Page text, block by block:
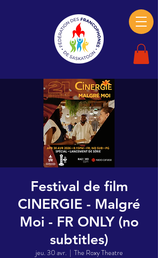
Festival de film
CINERGIE - Malgré
Moi - FR ONLY (no
subtitles)
jeu. 30 avr.
  |
The Roxy Theatre